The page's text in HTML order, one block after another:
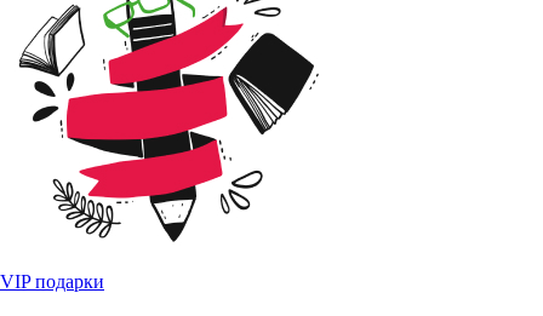
VIP подарки